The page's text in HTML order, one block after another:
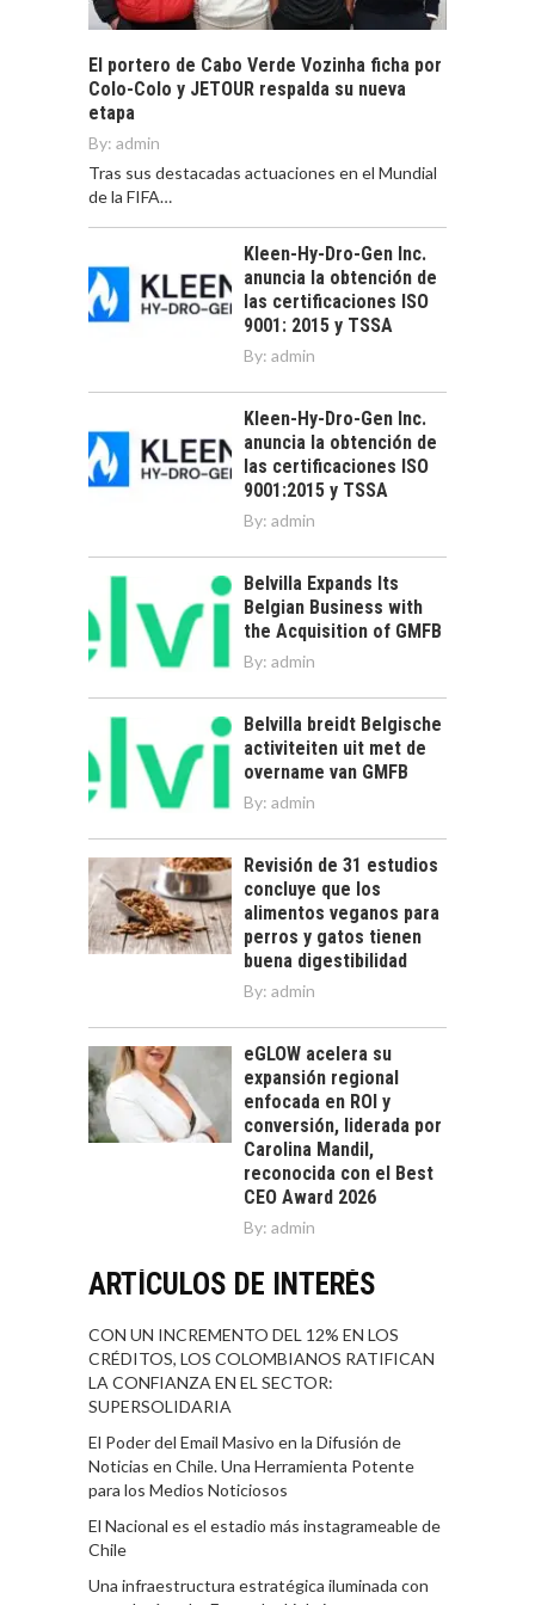
El portero de Cabo Verde Vozinha ficha por
Colo-Colo y JETOUR respalda su nueva
etapa
By: admin
Tras sus destacadas actuaciones en el Mundial
de la FIFA…
Kleen-Hy-Dro-Gen Inc.
anuncia la obtención de
las certificaciones ISO
9001: 2015 y TSSA
By: admin
Kleen-Hy-Dro-Gen Inc.
anuncia la obtención de
las certificaciones ISO
9001:2015 y TSSA
By: admin
Belvilla Expands Its
Belgian Business with
the Acquisition of GMFB
By: admin
Belvilla breidt Belgische
activiteiten uit met de
overname van GMFB
By: admin
Revisión de 31 estudios
concluye que los
alimentos veganos para
perros y gatos tienen
buena digestibilidad
By: admin
eGLOW acelera su
expansión regional
enfocada en ROI y
conversión, liderada por
Carolina Mandil,
reconocida con el Best
CEO Award 2026
By: admin
ARTÍCULOS DE INTERÉS
CON UN INCREMENTO DEL 12% EN LOS
CRÉDITOS, LOS COLOMBIANOS RATIFICAN
LA CONFIANZA EN EL SECTOR:
SUPERSOLIDARIA
El Poder del Email Masivo en la Difusión de
Noticias en Chile. Una Herramienta Potente
para los Medios Noticiosos
El Nacional es el estadio más instagrameable de
Chile
Una infraestructura estratégica iluminada con